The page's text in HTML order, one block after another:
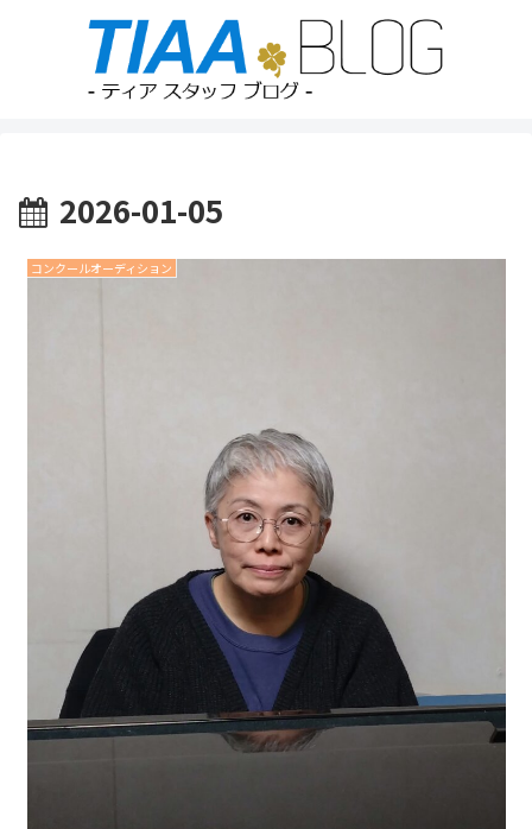
2026-01-05
コンクールオーディション